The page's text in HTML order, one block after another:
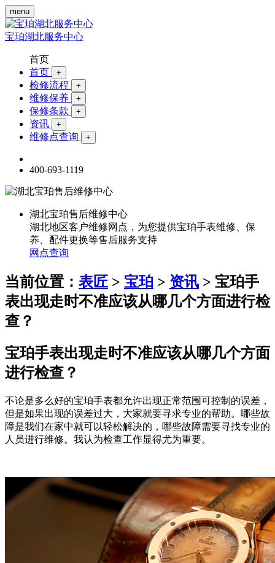
menu
宝珀湖北服务中心
首页
首页
+
检修流程 +
维修保养 +
保修条款 +
资讯 +
维修点查询 +
400-693-1119
湖北宝珀售后维修中心
湖北地区客户维修网点，为您提供宝珀手表维修、保
养、配件更换等售后服务支持
网点查询
当前位置： 表匠 > 宝珀 > 资讯 > 宝珀手
表出现走时不准应该从哪几个方面进行检
查？
宝珀手表出现走时不准应该从哪几个方面
进行检查？
不论是多么好的宝珀手表都允许出现正常范围可控制的误差，
但是如果出现的误差过大，大家就要寻求专业的帮助。哪些故
障是我们在家中就可以轻松解决的，哪些故障需要寻找专业的
人员进行维修。我认为检查工作显得尤为重要。